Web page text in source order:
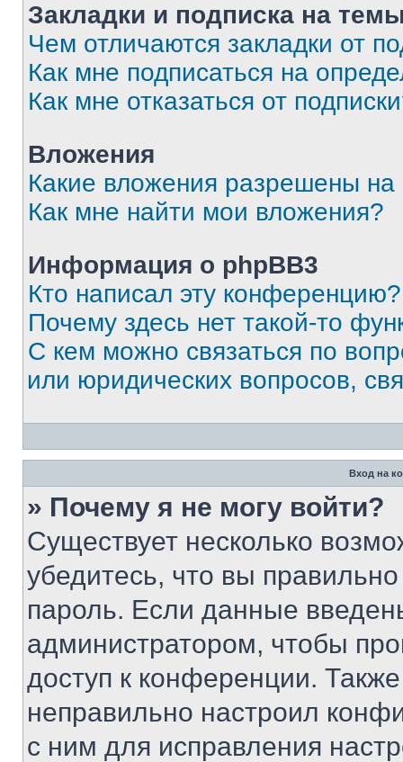
Закладки и подписка на
Чем отличаются закладки от
Как мне подписаться на
Как мне отказаться от
Вложения
Какие вложения разрешены
Как мне найти мои вложения?
Информация о phpBB3
Кто написал эту конференцию?
Почему здесь нет такой-то
С кем можно связаться по
или юридических вопросов,
Вход на
» Почему я не могу войти?
Существует несколько
убедитесь, что вы
пароль. Если данные
администратором, чтобы
доступ к конференции.
неправильно настроил
с ним для исправления